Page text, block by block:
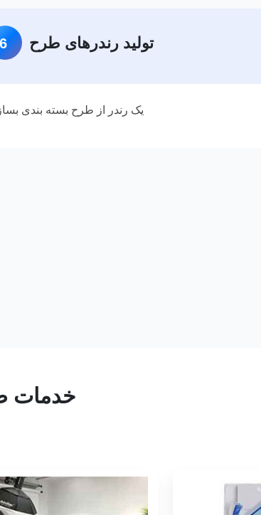
6 تولید رندرهای طرح
یک رندر از طرح بسته بندی
خدمات